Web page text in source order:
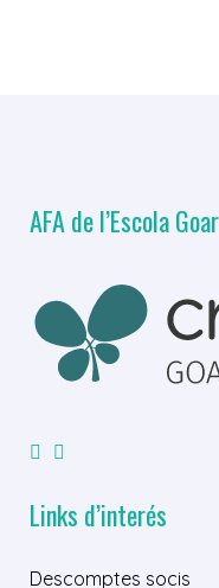
AFA de l’Escola Goar
Links d’interés
Descomptes socis